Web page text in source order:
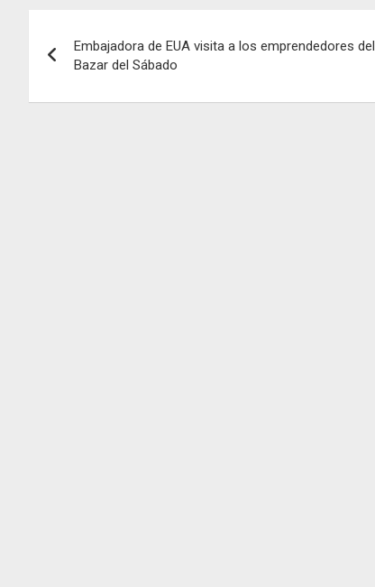
de
entradas
Embajadora de EUA visita a los emprendedores del
Bazar del Sábado